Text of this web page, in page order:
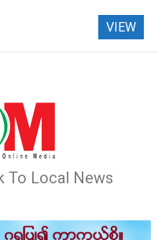
To Local News
VIEW